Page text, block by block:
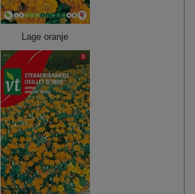
Lage oranje